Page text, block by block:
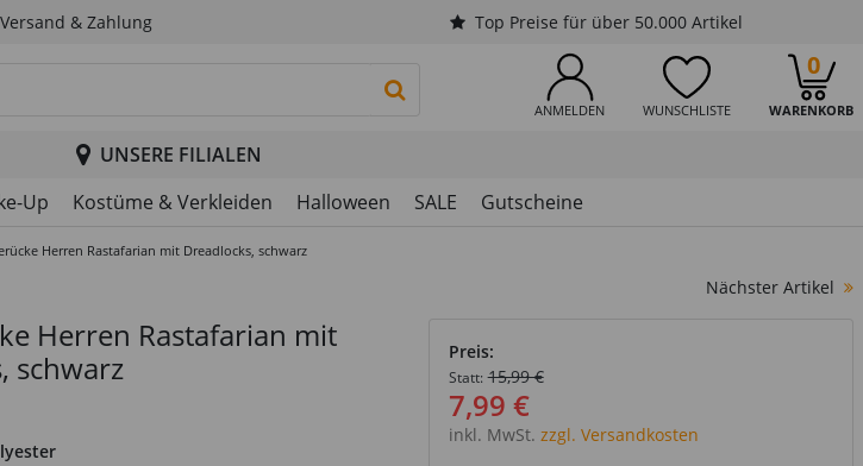
Versand & Zahlung Top Preise für über 50.000 Artikel
ANMELDEN WUNSCHLISTE WARENKORB
0
PRODUKTSUCHE STARTEN
UNSERE FILIALEN
Up Kostüme & Verkleiden Halloween SALE Gutscheine
Herren Rastafarian mit Dreadlocks, schwarz
Nächster Artikel
Herren Rastafarian mit
schwarz
Preis:
Statt: 15,99 €
7,99 €
inkl. MwSt. zzgl. Versandkosten